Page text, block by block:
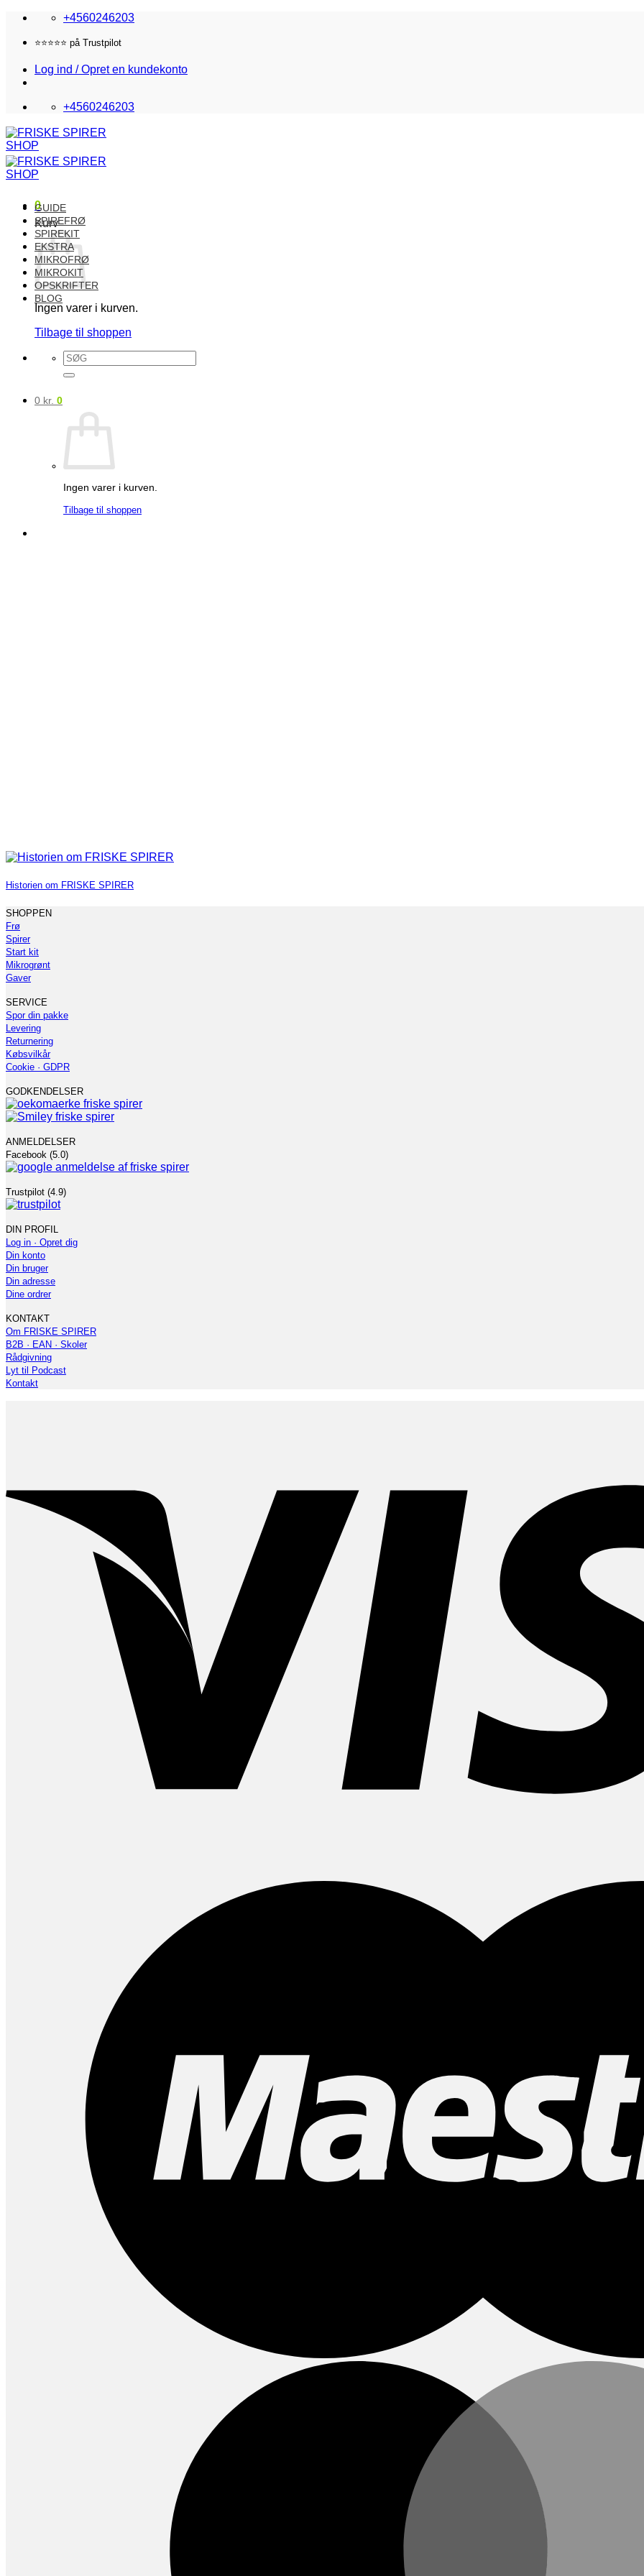
Fortsæt
indhold
+4560246203
Fri fragt i DK over 870,-
Log ind / Opret en kundekonto
+4560246203
0
Kurv
Ingen varer i kurven.
Tilbage til shoppen
Søg
efter:
0 kr. 0
Ingen varer i kurven.
Tilbage til shoppen
GUIDE
SPIREFRØ
SPIREKIT
EKSTRA
MIKROFRØ
MIKROKIT
OPSKRIFTER
BLOG
Historien om FRISKE SPIRER
SHOPPEN
Frø
Spirer
Start kit
Mikrogrønt
Gaver
SERVICE
Spor din pakke
Levering
Returnering
Købsvilkår
Cookie · GDPR
GODKENDELSER
ANMELDELSER
Facebook (5.0)
Trustpilot (4.9)
DIN PROFIL
Log in · Opret dig
Din konto
Din bruger
Din adresse
Dine ordrer
KONTAKT
Om FRISKE SPIRER
B2B · EAN · Skoler
Rådgivning
Lyt til Podcast
Kontakt